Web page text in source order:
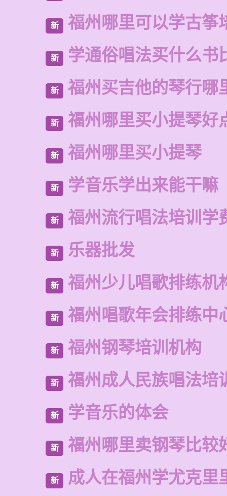
新 福州哪里可以学古筝
新 学通俗唱法买什么书
新 福州买吉他的琴行哪
新 福州哪里买小提琴好
新 福州哪里买小提琴
新 学音乐学出来能干嘛
新 福州流行唱法培训学
新 乐器批发
新 福州少儿唱歌排练机
新 福州唱歌年会排练中
新 福州钢琴培训机构
新 福州成人民族唱法培
新 学音乐的体会
新 福州哪里卖钢琴比较
新 成人在福州学尤克里